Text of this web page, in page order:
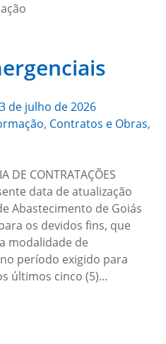
3 de julho de 2026
, Contratos e Obras,
DE CONTRATAÇÕES
data de atualização
Abastecimento de Goiás
os devidos fins, que
modalidade de
período exigido para
últimos cinco (5)…